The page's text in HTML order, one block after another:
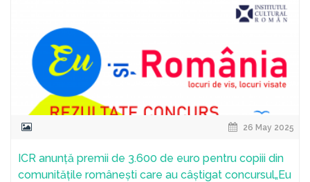
26 May 2025
ICR anunță premii de 3.600 de euro pentru copiii din
comunitățile românești care au câștigat concursul„Eu